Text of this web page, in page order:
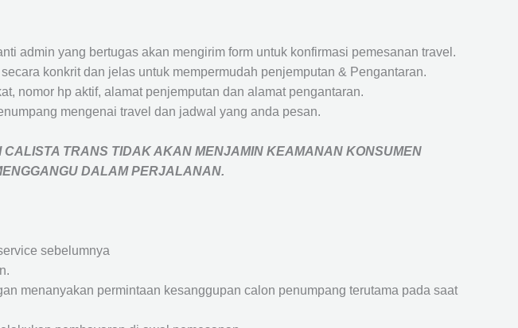
admin yang bertugas akan mengirim form untuk konfirmasi pemesanan travel.
konkrit dan jelas untuk mempermudah penjemputan & Pengantaran.
nomor hp aktif, alamat penjemputan dan alamat pengantaran.
mengenai travel dan jadwal yang anda pesan.
CALISTA TRANS TIDAK AKAN MENJAMIN KEAMANAN KONSUMEN
DALAM PERJALANAN.
sebelumnya
menanyakan permintaan kesanggupan calon penumpang terutama pada saat